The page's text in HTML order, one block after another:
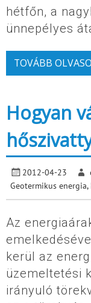
hétfőn, a
ünnepélyes
TOVÁBB
Hogyan
2012-04-23
Geotermikus energia,
Az
kerül az
üzemeltetési
irányuló